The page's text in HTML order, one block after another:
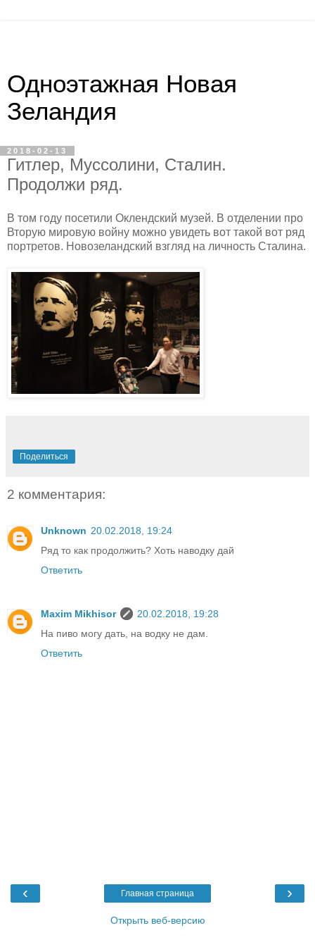
Одноэтажная Новая
Зеландия
2018-02-13
Гитлер, Муссолини, Сталин.
Продолжи ряд.
В том году посетили Оклендский музей. В отделении про
Вторую мировую войну можно увидеть вот такой вот ряд
портретов. Новозеландский взгляд на личность Сталина.
Поделиться
2 комментария:
Unknown 20.02.2018, 19:24
Ряд то как продолжить? Хоть наводку дай
Ответить
Maxim Mikhisor
20.02.2018, 19:28
На пиво могу дать, на водку не дам.
Ответить
‹ ›
Главная страница
Открыть веб-версию